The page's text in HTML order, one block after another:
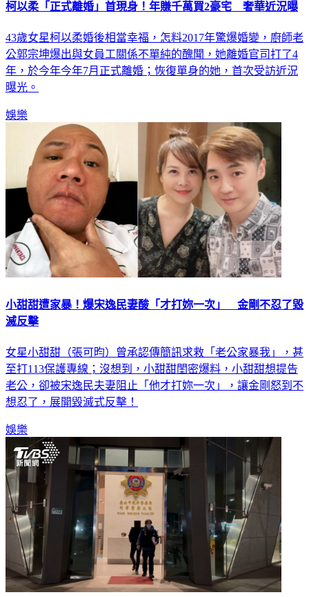
柯以柔「正式離婚」首現身！年賺千萬買2豪宅 奢華近況曝
43歲女星柯以柔婚後相當幸福，怎料2017年驚爆婚變，廚師老
公郭宗坤爆出與女員工關係不單純的醜聞，她離婚官司打了4
年，於今年今年7月正式離婚；恢復單身的她，首次受訪近況
曝光。
娛樂
小甜甜遭家暴！爆宋逸民妻酸「才打妳一次」 金剛不忍了毀
滅反擊
女星小甜甜（張可昀）曾承認傳簡訊求救「老公家暴我」，甚
至打113保護專線；沒想到，小甜甜閨密爆料，小甜甜想提告
老公，卻被宋逸民夫妻阻止「他才打妳一次」，讓金剛怒到不
想忍了，展開毀滅式反擊！
娛樂